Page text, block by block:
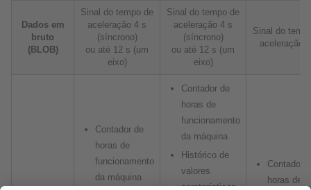
Dados em
bruto
(BLOB)
Sinal do tempo de
aceleração 4 s
(síncrono)
ou até 12 s (um
eixo)
Sinal do tempo de
aceleração 4 s
(síncrono)
ou até 12 s (um
eixo)
Sinal do
aceleração
Contador de
horas de
funcionamento
da máquina
Contador de
horas de
funcionamento
da máquina
Histórico de
valores
caraterísticos
Contador
horas de